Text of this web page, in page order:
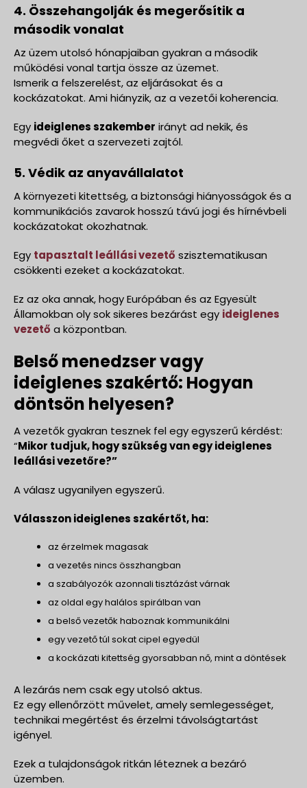
4. Összehangolják és megerősítik a
második vonalat
Az üzem utolsó hónapjaiban gyakran a második
működési vonal tartja össze az üzemet.
Ismerik a felszerelést, az eljárásokat és a
kockázatokat. Ami hiányzik, az a vezetői koherencia.
Egy ideiglenes szakember irányt ad nekik, és
megvédi őket a szervezeti zajtól.
5. Védik az anyavállalatot
A környezeti kitettség, a biztonsági hiányosságok és a
kommunikációs zavarok hosszú távú jogi és hírnévbeli
kockázatokat okozhatnak.
Egy tapasztalt leállási vezető szisztematikusan
csökkenti ezeket a kockázatokat.
Ez az oka annak, hogy Európában és az Egyesült
Államokban oly sok sikeres bezárást egy ideiglenes
vezető a központban.
Belső menedzser vagy
ideiglenes szakértő: Hogyan
döntsön helyesen?
A vezetők gyakran tesznek fel egy egyszerű kérdést:
“Mikor tudjuk, hogy szükség van egy ideiglenes
leállási vezetőre?”
A válasz ugyanilyen egyszerű.
Válasszon ideiglenes szakértőt, ha:
az érzelmek magasak
a vezetés nincs összhangban
a szabályozók azonnali tisztázást várnak
az oldal egy halálos spirálban van
a belső vezetők haboznak kommunikálni
egy vezető túl sokat cipel egyedül
a kockázati kitettség gyorsabban nő, mint a döntések
A lezárás nem csak egy utolsó aktus.
Ez egy ellenőrzött művelet, amely semlegességet,
technikai megértést és érzelmi távolságtartást
igényel.
Ezek a tulajdonságok ritkán léteznek a bezáró
üzemben.